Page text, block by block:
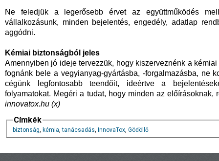
Ne feledjük a legerősebb érvet az együttműködés
vállalkozásunk, minden bejelentés, engedély, adatlap
aggódni.
Kémiai biztonságból jeles
Amennyiben jó ideje tervezzük, hogy kiszerveznénk a
fognánk bele a vegyianyag-gyártásba, -forgalmazásba, ne
cégünk legfontosabb teendőit, ideértve a
folyamatokat. Megéri a tudat, hogy minden az
innovatox.hu (x)
Címkék
biztonság, kémia,tanácsadás, InnovaTox, Gödöllő